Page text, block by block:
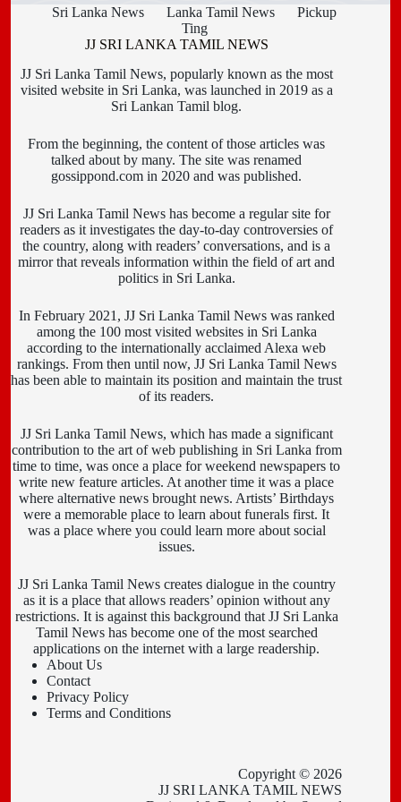
Sri Lanka News Lanka Tamil News
Pickup
Ting
JJ SRI LANKA TAMIL NEWS
JJ Sri Lanka Tamil News, popularly known as the most
visited website in Sri Lanka, was launched in 2019 as a
Sri Lankan Tamil blog.
From the beginning, the content of those articles was
talked about by many. The site was renamed
gossippond.com in 2020 and was published.
JJ Sri Lanka Tamil News has become a regular site for
readers as it investigates the day-to-day controversies of
the country, along with readers’ conversations, and is a
mirror that reveals information within the field of art and
politics in Sri Lanka.
In February 2021, JJ Sri Lanka Tamil News was ranked
among the 100 most visited websites in Sri Lanka
according to the internationally acclaimed Alexa web
rankings. From then until now, JJ Sri Lanka Tamil News
has been able to maintain its position and maintain the trust
of its readers.
JJ Sri Lanka Tamil News, which has made a significant
contribution to the art of web publishing in Sri Lanka from
time to time, was once a place for weekend newspapers to
write new feature articles. At another time it was a place
where alternative news brought news. Artists’ Birthdays
were a memorable place to learn about funerals first. It
was a place where you could learn more about social
issues.
JJ Sri Lanka Tamil News creates dialogue in the country
as it is a place that allows readers’ opinion without any
restrictions. It is against this background that JJ Sri Lanka
Tamil News has become one of the most searched
applications on the internet with a large readership.
About Us
Contact
Privacy Policy
Terms and Conditions
Copyright © 2026
JJ SRI LANKA TAMIL NEWS